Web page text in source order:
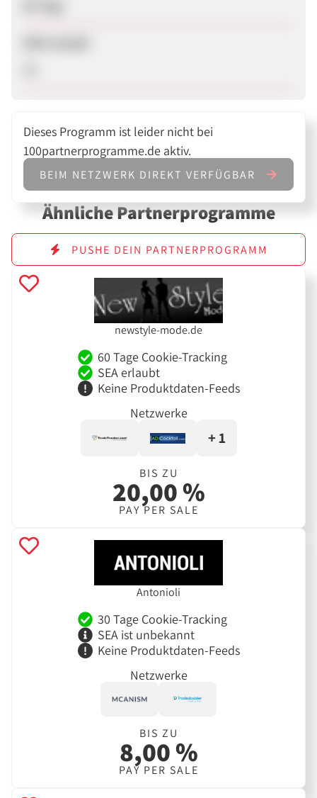
Dieses Programm ist leider nicht bei
100partnerprogramme.de aktiv.
BEIM NETZWERK DIREKT VERFÜGBAR
Ähnliche Partnerprogramme
PUSHE DEIN PARTNERPROGRAMM
newstyle-mode.de
60 Tage Cookie-Tracking
SEA erlaubt
Keine Produktdaten-Feeds
Netzwerke
+ 1
BIS ZU
20,00 %
PAY PER SALE
Antonioli
30 Tage Cookie-Tracking
SEA ist unbekannt
Keine Produktdaten-Feeds
Netzwerke
BIS ZU
8,00 %
PAY PER SALE